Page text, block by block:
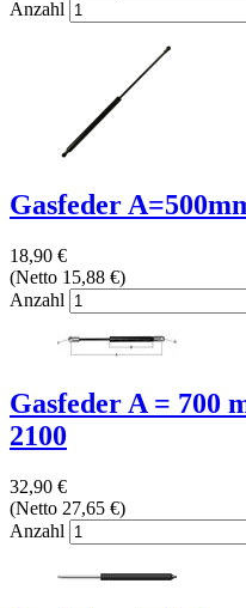
Anzahl
Gasfeder
18,90 €
(Netto 15,88 €)
Anzahl
Gasfeder A = 700
2100
32,90 €
(Netto 27,65 €)
Anzahl